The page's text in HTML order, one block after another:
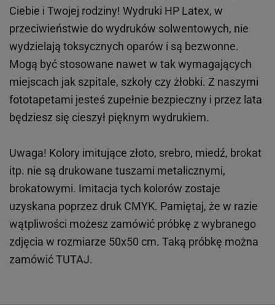
Ciebie i Twojej rodziny! Wydruki HP Latex, w
przeciwieństwie do wydruków solwentowych, nie
wydzielają toksycznych oparów i są bezwonne.
Mogą być stosowane nawet w tak wymagających
miejscach jak szpitale, szkoły czy żłobki. Z naszymi
fototapetami jesteś zupełnie bezpieczny i przez lata
będziesz się cieszył pięknym wydrukiem.
Uwaga! Kolory imitujące złoto, srebro, miedź, brokat
itp. nie są drukowane tuszami metalicznymi,
brokatowymi. Imitacja tych kolorów zostaje
uzyskana poprzez druk CMYK. Pamiętaj, że w razie
wątpliwości możesz zamówić próbkę z wybranego
zdjęcia w rozmiarze 50x50 cm. Taką próbkę można
zamówićTUTAJ.